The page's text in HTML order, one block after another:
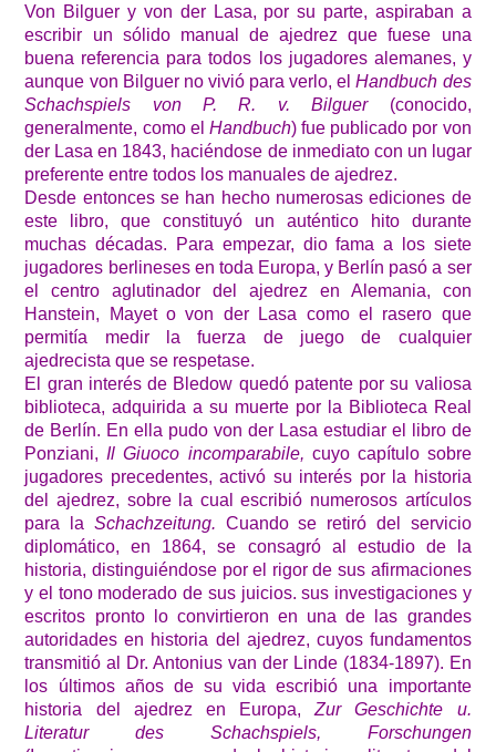
Von Bilguer y von der Lasa, por su parte, aspiraban a
escribir un sólido manual de ajedrez que fuese una
buena referencia para todos los jugadores alemanes, y
aunque von Bilguer no vivió para verlo, elHandbuch des
Schachspiels von P. R. v. Bilguer (conocido,
generalmente, como el Handbuch) fue publicado por von
der Lasa en 1843, haciéndose de inmediato con un lugar
preferente entre todos los manuales de ajedrez.
Desde entonces se han hecho numerosas ediciones de
este libro, que constituyó un auténtico hito durante
muchas décadas. Para empezar, dio fama a los siete
jugadores berlineses en toda Europa, y Berlín pasó a ser
el centro aglutinador del ajedrez en Alemania, con
Hanstein, Mayet o von der Lasa como el rasero que
permitía medir la fuerza de juego de cualquier
ajedrecista que se respetase.
El gran interés de Bledow quedó patente por su valiosa
biblioteca, adquirida a su muerte por la Biblioteca Real
de Berlín. En ella pudo von der Lasa estudiar el libro de
Ponziani,Il Giuoco incomparabile, cuyo capítulo sobre
jugadores precedentes, activó su interés por la historia
del ajedrez, sobre la cual escribió numerosos artículos
para la Schachzeitung. Cuando se retiró del servicio
diplomático, en 1864, se consagró al estudio de la
historia, distinguiéndose por el rigor de sus afirmaciones
y el tono moderado de sus juicios. sus investigaciones y
escritos pronto lo convirtieron en una de las grandes
autoridades en historia del ajedrez, cuyos fundamentos
transmitió al Dr. Antonius van der Linde (1834-1897). En
los últimos años de su vida escribió una importante
historia del ajedrez en Europa,Zur Geschichte u.
Literatur des Schachspiels, Forschungen